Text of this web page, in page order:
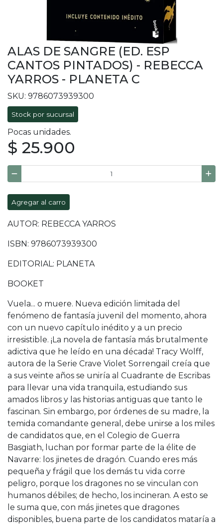
ALAS DE SANGRE (ED. ESP
CANTOS PINTADOS) - REBECCA
YARROS - PLANETA C
SKU: 9786073939300
Stock por sucursal
Pocas unidades.
$ 25.900
Agregar al carro
AUTOR: REBECCA YARROS
ISBN: 9786073939300
EDITORIAL: PLANETA
BOOKET
Vuela... o muere. Nueva edición limitada del
fenómeno de fantasía juvenil del momento, ahora
con un nuevo capítulo inédito y a un precio
irresistible. ¡La novela de fantasía más brutalmente
adictiva que he leído en una década! Tracy Wolff,
autora de la Serie Crave Violet Sorrengail creía que
a sus veinte años se uniría al Cuadrante de Escribas
para llevar una vida tranquila, estudiando sus
amados libros y las historias antiguas que tanto le
fascinan. Sin embargo, por órdenes de su madre, la
temida comandante general, debe unirse a los miles
de candidatos que, en el Colegio de Guerra
Basgiath, luchan por formar parte de la élite de
Navarre: los jinetes de dragón. Cuando eres más
pequeña y frágil que los demás tu vida corre
peligro, porque los dragones no se vinculan con
humanos débiles; de hecho, los incineran. A esto se
le suma que, con más jinetes que dragones
disponibles, buena parte de los candidatos mataría a